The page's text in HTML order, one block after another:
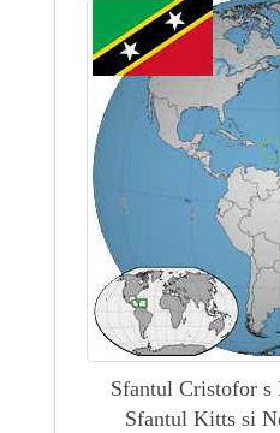
Sfantul Cristofor s
Sfantul Kitts si